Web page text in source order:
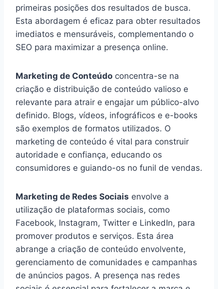
primeiras posições dos resultados de busca.
Esta abordagem é eficaz para obter resultados
imediatos e mensuráveis, complementando o
SEO para maximizar a presença online.
Marketing de Conteúdo concentra-se na
criação e distribuição de conteúdo valioso e
relevante para atrair e engajar um público-alvo
definido. Blogs, vídeos, infográficos e e-books
são exemplos de formatos utilizados. O
marketing de conteúdo é vital para construir
autoridade e confiança, educando os
consumidores e guiando-os no funil de vendas.
Marketing de Redes Sociais envolve a
utilização de plataformas sociais, como
Facebook, Instagram, Twitter e LinkedIn, para
promover produtos e serviços. Esta área
abrange a criação de conteúdo envolvente,
gerenciamento de comunidades e campanhas
de anúncios pagos. A presença nas redes